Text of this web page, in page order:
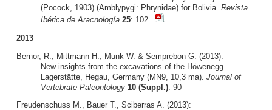
(Pocock, 1903) (Amblypygi: Phrynidae) for Bolivia. Revista
Ibérica de Aracnología 25: 102
2013
Bernor, R., Mittmann H., Munk W. & Semprebon G. (2013):
New insights from the excavations of the Höwenegg
Lagerstätte, Hegau, Germany (MN9, 10,3 ma). Journal of
Vertebrate Paleontology 10 (Suppl.): 90
Freudenschuss M., Bauer T., Sciberras A. (2013):